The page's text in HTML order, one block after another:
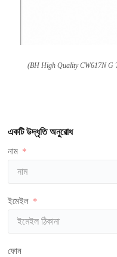
(BH High Quality CW617N G
একটি উদ্ধৃতি অনুরোধ
নাম
ইমেইল
ফোন